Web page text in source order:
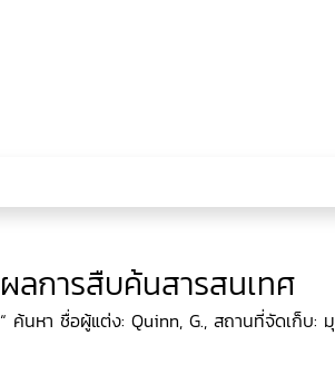
ผลการสืบค้นสารสนเทศ
“ ค้นหา ชื่อผู้แต่ง: Quinn, G., สถานที่จัดเก็บ: